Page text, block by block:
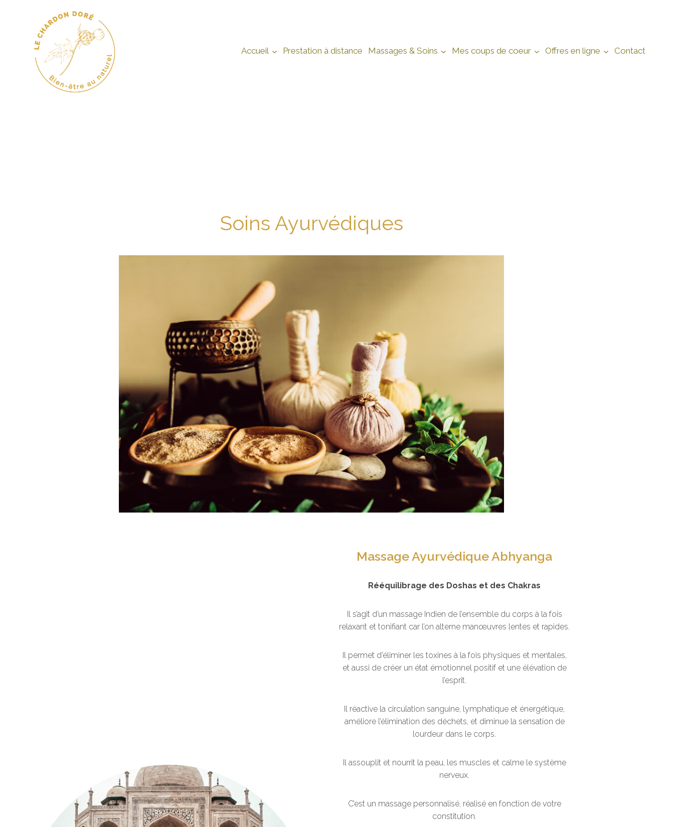
Accueil Prestation à distance Massages & Soins Mes coups de coeur Offres en ligne Contact
Soins Ayurvédiques
Massage Ayurvédique Abhyanga
Rééquilibrage des Doshas et des Chakras
Il s’agit d’un massage Indien de l’ensemble du corps à la fois
relaxant et tonifiant car l’on alterne manœuvres lentes et rapides.
Il permet d’éliminer les toxines à la fois physiques et mentales,
et aussi de créer un état émotionnel positif et une élévation de
l’esprit.
Il réactive la circulation sanguine, lymphatique et énergétique,
améliore l’élimination des déchets, et diminue la sensation de
lourdeur dans le corps.
Il assouplit et nourrit la peau, les muscles et calme le système
nerveux.
C’est un massage personnalisé, réalisé en fonction de votre
constitution.